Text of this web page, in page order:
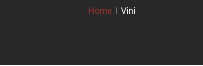
Home Vini